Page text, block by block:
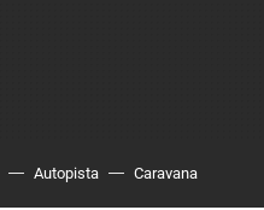
Autopista Caravana